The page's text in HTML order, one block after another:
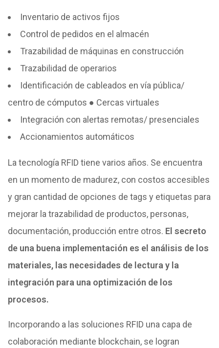
Inventario de activos fijos
Control de pedidos en el almacén
Trazabilidad de máquinas en construcción
Trazabilidad de operarios
Identificación de cableados en vía pública/
centro de cómputos ● Cercas virtuales
Integración con alertas remotas/ presenciales
Accionamientos automáticos
La tecnología RFID tiene varios años. Se encuentra
en un momento de madurez, con costos accesibles
y gran cantidad de opciones de tags y etiquetas para
mejorar la trazabilidad de productos, personas,
documentación, producción entre otros. El secreto
de una buena implementación es el análisis de los
materiales, las necesidades de lectura y la
integración para una optimización de los
procesos.
Incorporando a las soluciones RFID una capa de
colaboración mediante blockchain, se logran